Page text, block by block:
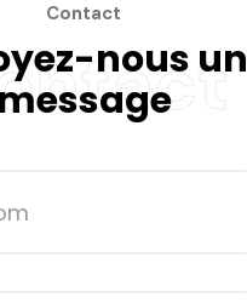
Contact
nous un
message